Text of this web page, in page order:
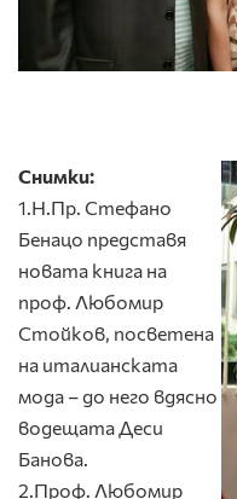
Снимки:
1.Н.Пр. Стефано
Бенацо представя
новата книга на
проф. Любомир
Стойков, посветена
на италианската
мода – до него вдясно
водещата Деси
Банова.
2.Проф. Любомир